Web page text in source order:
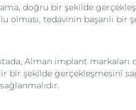
doğru bir şekilde
tedavinin başarılı bir
Alman implant markaları
bir şekilde gerçekleşmesini